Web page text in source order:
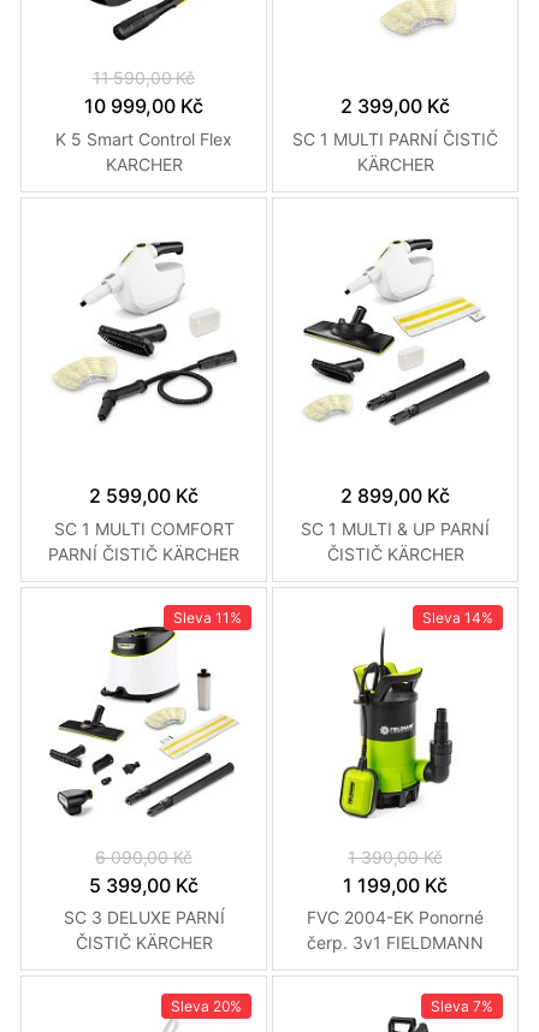
11 590,00 Kč
10 999,00 Kč
K 5 Smart Control Flex
KARCHER
2 399,00 Kč
SC 1 MULTI PARNÍ ČISTIČ
KÄRCHER
2 599,00 Kč
SC 1 MULTI COMFORT
PARNÍ ČISTIČ KÄRCHER
2 899,00 Kč
SC 1 MULTI & UP PARNÍ
ČISTIČ KÄRCHER
Sleva 11%
6 090,00 Kč
5 399,00 Kč
SC 3 DELUXE PARNÍ
ČISTIČ KÄRCHER
Sleva 14%
1 390,00 Kč
1 199,00 Kč
FVC 2004-EK Ponorné
čerp. 3v1 FIELDMANN
Sleva 20% Sleva 7%